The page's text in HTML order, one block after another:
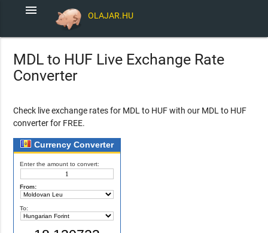
OLAJAR.HU
menu
MDL to HUF Live Exchange Rate
Converter
Check live exchange rates for MDL to HUF with our MDL to HUF
converter for FREE.